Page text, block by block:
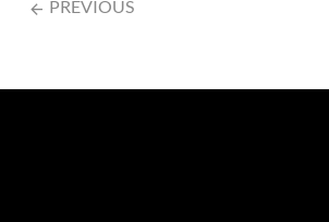
arrow_backward PREVIOUS